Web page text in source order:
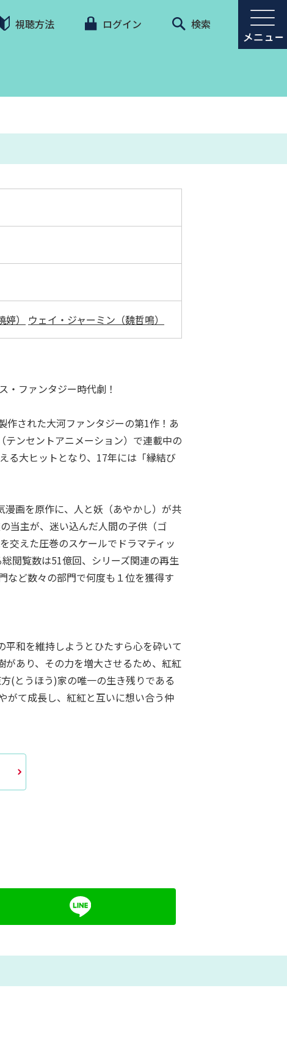
視聴方法 ログイン 検索
） ウェイ・ジャーミン（魏哲鳴）
・ファンタジー時代劇！
作された大河ファンタジーの第1作！あ
ンセントアニメーション）で連載中の
る大ヒットとなり、17年には「縁結び
画を原作に、人と妖（あやかし）が共
当主が、迷い込んだ人間の子供（ゴ
交えた圧巻のスケールでドラマティッ
閲覧数は51億回、シリーズ関連の再生
など数々の部門で何度も１位を獲得す
和を維持しようとひたすら心を砕いて
あり、その力を増大させるため、紅紅
(とうほう)家の唯一の生き残りである
がて成長し、紅紅と互いに想い合う仲